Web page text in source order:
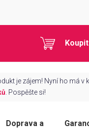
Koupit
je zájem! Nyní ho má v
. Pospěšte si!
Doprava a